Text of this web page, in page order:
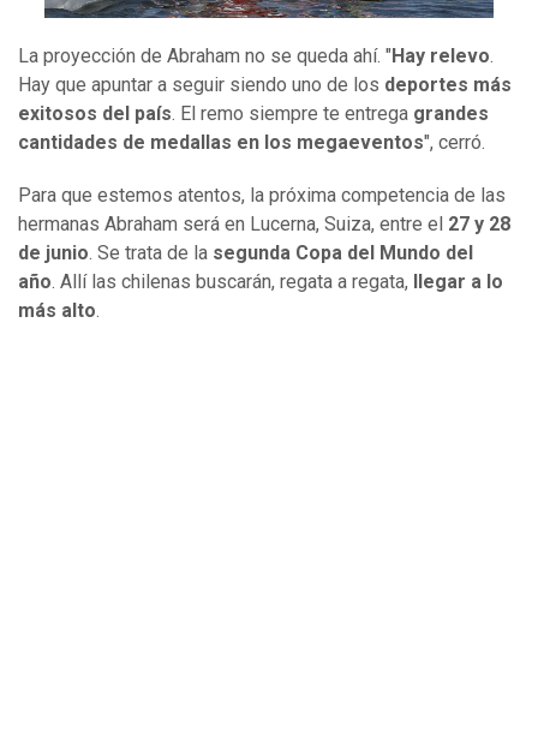
La proyección de Abraham no se queda ahí. " Hay relevo.
Hay que apuntar a seguir siendo uno de los deportes más
exitosos del país. El remo siempre te entrega grandes
cantidades de medallas en los megaeventos", cerró.
Para que estemos atentos, la próxima competencia de las
hermanas Abraham será en Lucerna, Suiza, entre el 27 y 28
de junio. Se trata de la segunda Copa del Mundo del
año. Allí las chilenas buscarán, regata a regata,
llegar a lo
más alto.